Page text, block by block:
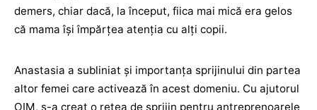
demers, chiar dacă, la început, fiica mai mică era gelos
că mama își împărțea atenția cu alți copii.
Anastasia a subliniat și importanța sprijinului din partea
altor femei care activează în acest domeniu. Cu ajutorul
OIM, s-a creat o rețea de sprijin pentru antreprenoarele